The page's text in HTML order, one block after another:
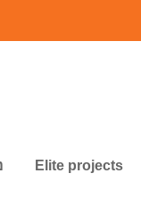
Elite projects